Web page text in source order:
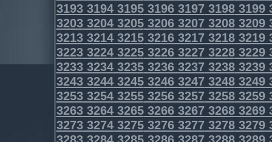
3193319431953196319731983199
3203320432053206320732083209
3213321432153216321732183219
3223322432253226322732283229
3233323432353236323732383239
3243324432453246324732483249
3253325432553256325732583259
3263326432653266326732683269
3273327432753276327732783279